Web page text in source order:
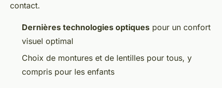
contact.
Dernières technologies optiques pour un confort
visuel optimal
Choix de montures et de lentilles pour tous, y
compris pour les enfants